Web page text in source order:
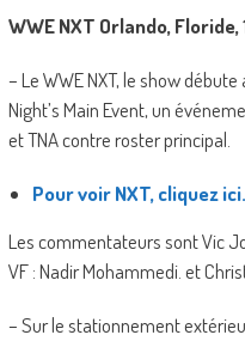
WWE NXT Orlando,
– Le WWE NXT, le show
Night’s Main Event, un
et TNA contre roster principal.
Pour voir NXT, cliquez ici.
Les commentateurs sont Vic
VF : Nadir Mohammedi. et
– Sur le stationnement